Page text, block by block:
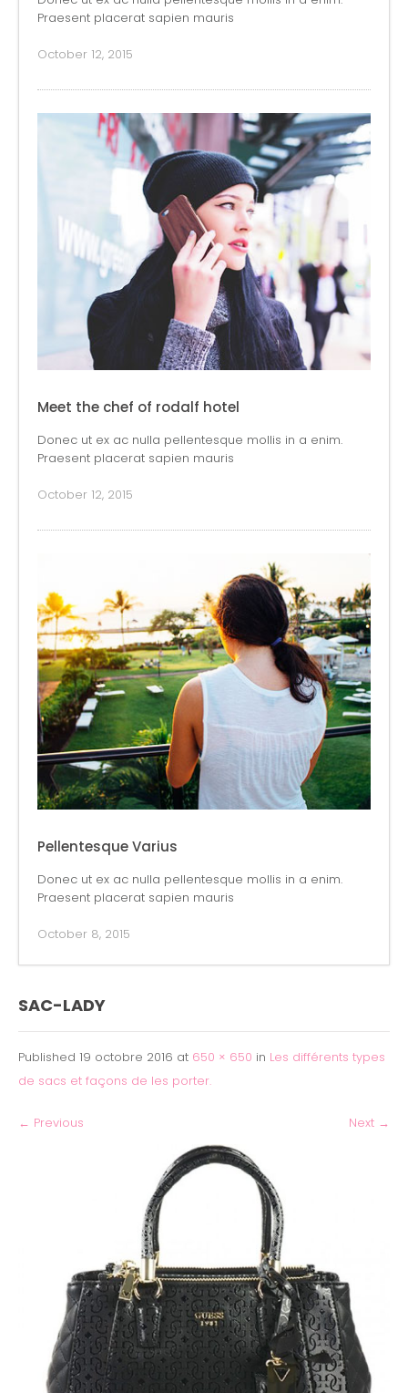
Praesent placerat sapien mauris
October 12, 2015
Meet the chef of rodalf hotel
Donec ut ex ac nulla pellentesque mollis in a enim.
Praesent placerat sapien mauris
October 12, 2015
Pellentesque Varius
Donec ut ex ac nulla pellentesque mollis in a enim.
Praesent placerat sapien mauris
October 8, 2015
SAC-LADY
Published 19 octobre 2016 at 650 × 650 in Les différents types
de sacs et façons de les porter.
← Previous Next →